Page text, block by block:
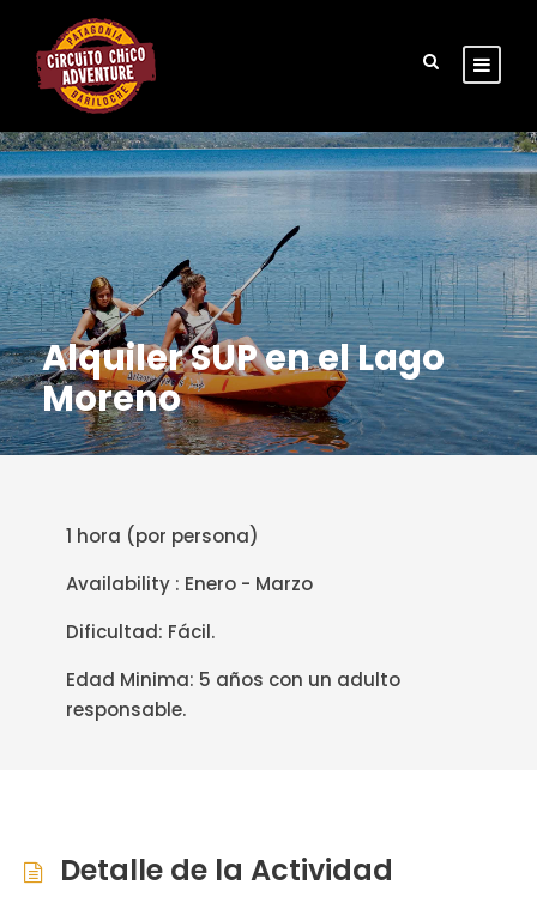
Alquiler SUP en el Lago
Moreno
1 hora (por persona)
Availability : Enero - Marzo
Dificultad: Fácil.
Edad Minima: 5 años con un adulto
responsable.
Detalle de la Actividad